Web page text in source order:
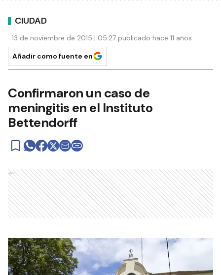
CIUDAD
13 de noviembre de 2015 | 05:27 publicado hace 11 años
Añadir como fuente en
Confirmaron un caso de
meningitis en el Instituto
Bettendorff
Ads